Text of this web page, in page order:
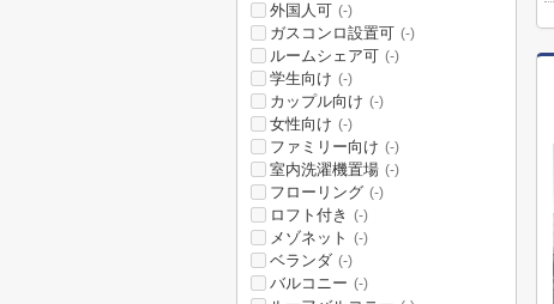
外国人可 (-)
ガスコンロ設置可 (-)
ルームシェア可 (-)
学生向け (-)
カップル向け (-)
女性向け (-)
ファミリー向け (-)
室内洗濯機置場 (-)
フローリング (-)
ロフト付き (-)
メゾネット (-)
ベランダ (-)
バルコニー (-)